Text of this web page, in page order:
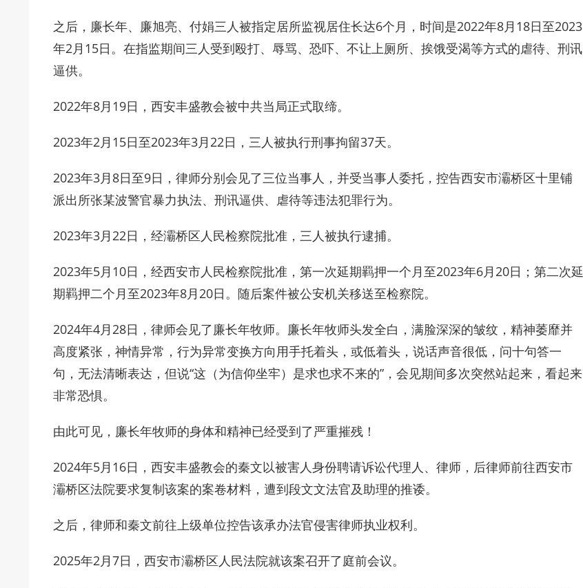
之后，廉长年、廉旭亮、付娟三人被指定居所监视居住长达6个月，时间是2022年8月18日至2023
年2月15日。在指监期间三人受到殴打、辱骂、恐吓、不让上厕所、挨饿受渴等方式的虐待、刑讯
逼供。
2022年8月19日，西安丰盛教会被中共当局正式取缔。
2023年2月15日至2023年3月22日，三人被执行刑事拘留37天。
2023年3月8日至9日，律师分别会见了三位当事人，并受当事人委托，控告西安市灞桥区十里铺
派出所张某波警官暴力执法、刑讯逼供、虐待等违法犯罪行为。
2023年3月22日，经灞桥区人民检察院批准，三人被执行逮捕。
2023年5月10日，经西安市人民检察院批准，第一次延期羁押一个月至2023年6月20日；第二次延
期羁押二个月至2023年8月20日。随后案件被公安机关移送至检察院。
2024年4月28日，律师会见了廉长年牧师。廉长年牧师头发全白，满脸深深的皱纹，精神萎靡并
高度紧张，神情异常，行为异常变换方向用手托着头，或低着头，说话声音很低，问十句答一
句，无法清晰表达，但说“这（为信仰坐牢）是求也求不来的”，会见期间多次突然站起来，看起来
非常恐惧。
由此可见，廉长年牧师的身体和精神已经受到了严重摧残！
2024年5月16日，西安丰盛教会的秦文以被害人身份聘请诉讼代理人、律师，后律师前往西安市
灞桥区法院要求复制该案的案卷材料，遭到段文文法官及助理的推诿。
之后，律师和秦文前往上级单位控告该承办法官侵害律师执业权利。
2025年2月7日，西安市灞桥区人民法院就该案召开了庭前会议。